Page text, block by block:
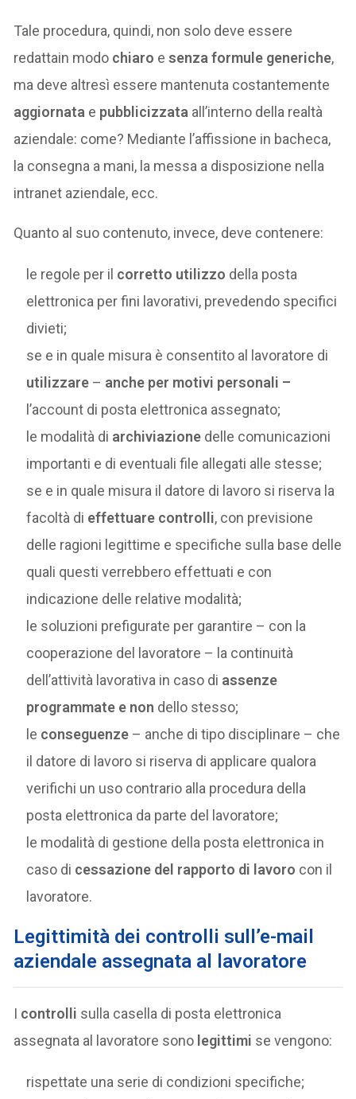
Tale procedura, quindi, non solo deve essere
redattain modo chiaro esenza formule generiche,
ma deve altresì essere mantenuta costantemente
aggiornata e pubblicizzata all’interno della realtà
aziendale: come? Mediante l’affissione in bacheca,
la consegna a mani, la messa a disposizione nella
intranet aziendale, ecc.
Quanto al suo contenuto, invece, deve contenere:
le regole per il corretto utilizzo della posta
elettronica per fini lavorativi, prevedendo specifici
divieti;
se e in quale misura è consentito al lavoratore di
utilizzare – anche per motivi personali –
l’account di posta elettronica assegnato;
le modalità di archiviazione delle comunicazioni
importanti e di eventuali file allegati alle stesse;
se e in quale misura il datore di lavoro si riserva la
facoltà di effettuare controlli, con previsione
delle ragioni legittime e specifiche sulla base delle
quali questi verrebbero effettuati e con
indicazione delle relative modalità;
le soluzioni prefigurate per garantire – con la
cooperazione del lavoratore – la continuità
dell’attività lavorativa in caso di assenze
programmate e non dello stesso;
le conseguenze – anche di tipo disciplinare – che
il datore di lavoro si riserva di applicare qualora
verifichi un uso contrario alla procedura della
posta elettronica da parte del lavoratore;
le modalità di gestione della posta elettronica in
caso di cessazione del rapporto di lavoro con il
lavoratore.
Legittimità dei controlli sull’e-mail
aziendale assegnata al lavoratore
I controlli sulla casella di posta elettronica
assegnata al lavoratore sono legittimi se vengono:
rispettate una serie di condizioni specifiche;